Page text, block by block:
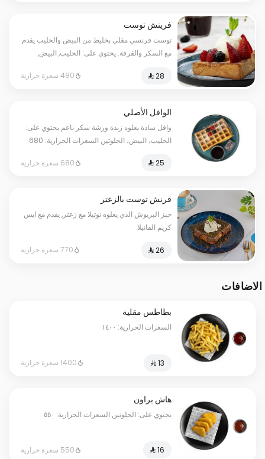
فرينش توست
توست فرنسي مقلي بخليط من البيض والحليب يقدم
مع السكر والقرفة. يحتوي على: الحليب, البيض,
مبلغ إضافي على بعض الاختيارات.480 سعرة حرارية
الوافل الأصلي
وافل سادة يعلوه زبدة ورشة سكر ناعم يحتوي على:
الحليب، البيض، الجلوتين السعرات الحرارية: 680.
680 سعرة حرارية
فرنش توست بالزعتر
خبز البريوش الذي يعلوه نوتيلا مع زعتر, يقدم مع ايس
كريم الفانيلا
770 سعرة حرارية
الاضافات
بطاطس مقلية
السعرات الحرارية: ١٤٠٠
1400 سعرة حرارية
هاش براون
يحتوي على: الجلوتين السعرات الحرارية: ٥٥٠
550 سعرة حرارية